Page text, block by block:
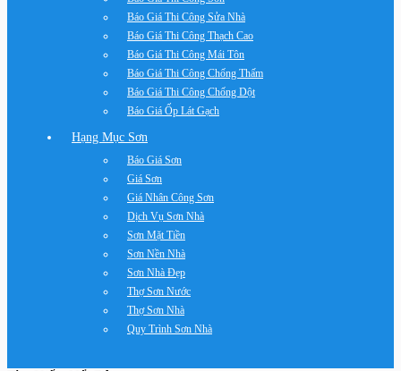
Báo Giá Thi Công Sửa Nhà
Báo Giá Thi Công Thạch Cao
Báo Giá Thi Công Mái Tôn
Báo Giá Thi Công Chống Thấm
Báo Giá Thi Công Chống Dột
Báo Giá Ốp Lát Gạch
Hạng Mục Sơn
Báo Giá Sơn
Giá Sơn
Giá Nhân Công Sơn
Dịch Vụ Sơn Nhà
Sơn Mặt Tiền
Sơn Nền Nhà
Sơn Nhà Đẹp
Thợ Sơn Nước
Thợ Sơn Nhà
Quy Trình Sơn Nhà